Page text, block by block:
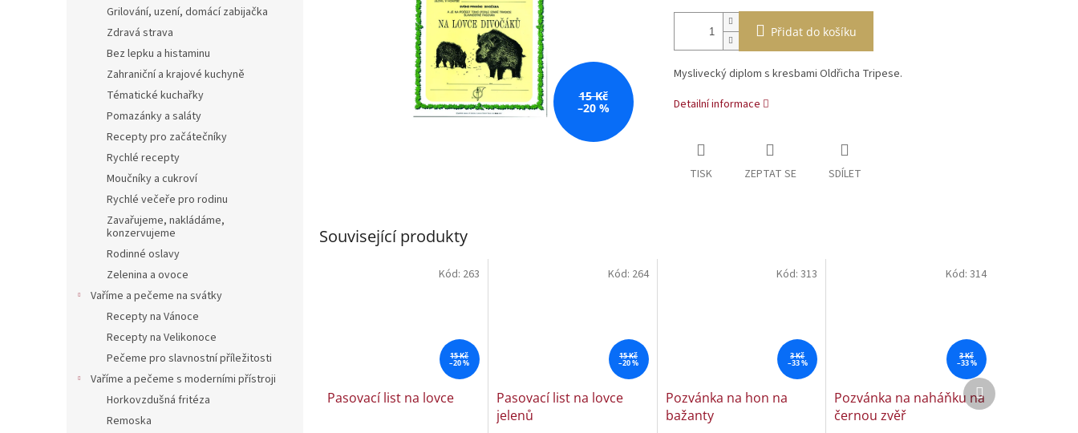
Grilování, uzení, domácí zabijačka
Zdravá strava
Bez lepku a histaminu
Zahraniční a krajové kuchyně
Tématické kuchařky
Pomazánky a saláty
Recepty pro začátečníky
Rychlé recepty
Moučníky a cukroví
Rychlé večeře pro rodinu
Zavařujeme, nakládáme,
konzervujeme
Rodinné oslavy
Zelenina a ovoce
Vaříme a pečeme na svátky
Recepty na Vánoce
Recepty na Velikonoce
Pečeme pro slavnostní příležitosti
Vaříme a pečeme s moderními přístroji
Horkovzdušná fritéza
Remoska
15 Kč
–20 %
Přidat do košíku
Myslivecký diplom s kresbami Oldřicha Tripese.
Detailní informace
TISK ZEPTAT SE SDÍLET
Související produkty
15 Kč
–20 %
Pasovací list na lovce
Kód: 263
15 Kč
–20 %
Pasovací list na lovce
jelenů
Kód: 264
3 Kč
–33 %
Pozvánka na hon na
bažanty
Kód:313
3 Kč
–33 %
Pozvánka na naháňku na
černou zvěř
Kód: 314
Další
produkt